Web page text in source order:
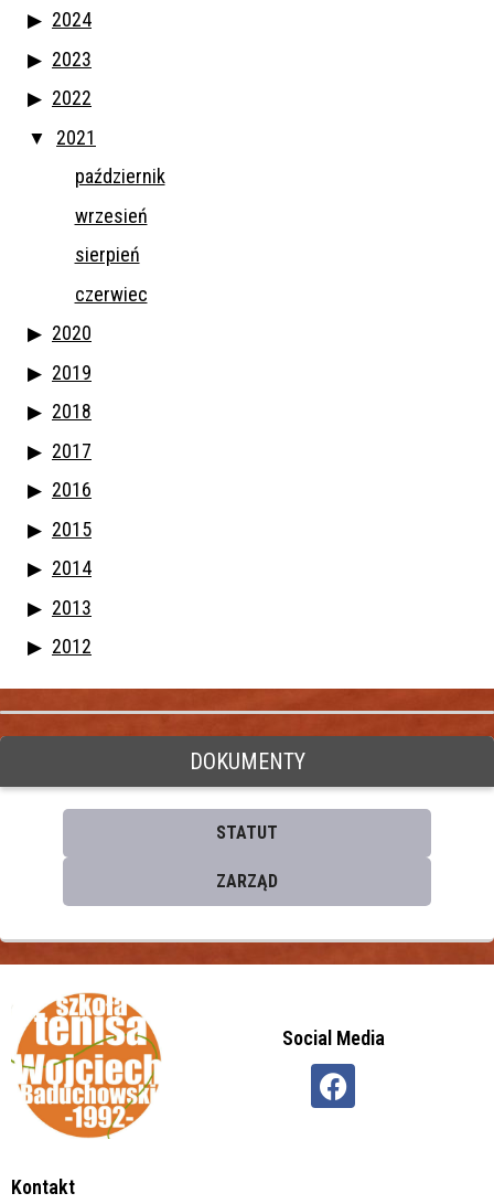
2024
2023
2022
2021
październik
wrzesień
sierpień
czerwiec
2020
2019
2018
2017
2016
2015
2014
2013
2012
DOKUMENTY
STATUT
ZARZĄD
Social Media
Kontakt